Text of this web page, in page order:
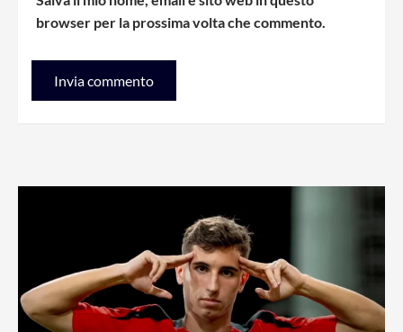
browser per la prossima volta che commento.